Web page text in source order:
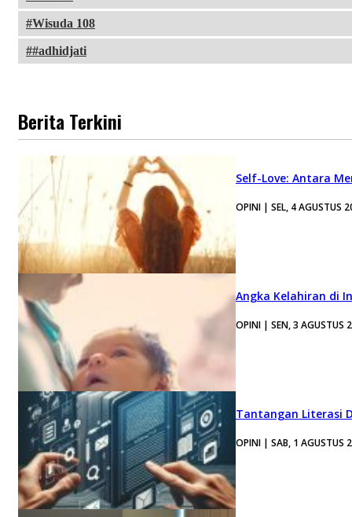
Wisuda 108
#adhidjati
Berita Terkini
Self-Love: Antara
OPINI | SEL, 4 AGUSTUS
Angka Kelahiran di
OPINI | SEN, 3 AGUSTUS
Tantangan Literasi
OPINI | SAB, 1 AGUSTUS